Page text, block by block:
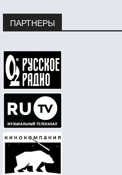
ПАРТНЕРЫ